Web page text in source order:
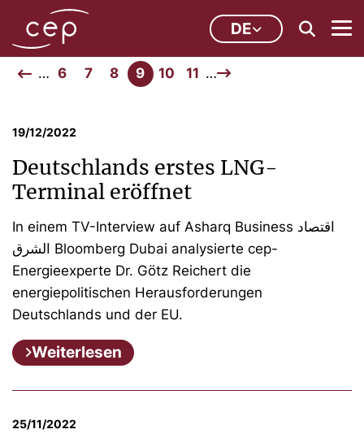
DE
… 6 7 8 9 10 11 …
19/12/2022
Deutschlands erstes LNG-
Terminal eröffnet
In einem TV-Interview auf Asharq Business اقتصاد
الشرق Bloomberg Dubai analysierte cep-
Energieexperte Dr. Götz Reichert die
energiepolitischen Herausforderungen
Deutschlands und der EU.
Weiterlesen
25/11/2022